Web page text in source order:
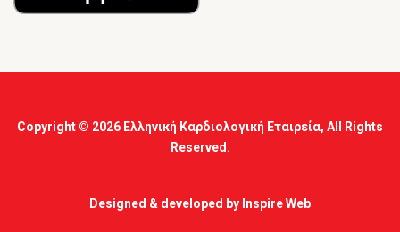
Copyright © 2026 Ελληνική Καρδιολογική Εταιρεία, All Rights
Reserved.
Designed & developed by Inspire Web